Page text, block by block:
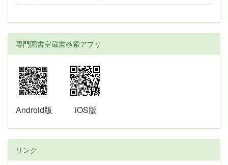
専門図書室蔵書検索アプリ
Android版 iOS版
リンク